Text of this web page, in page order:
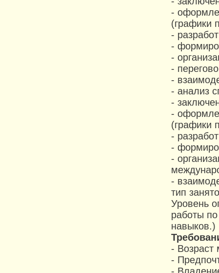
-
(графики
-
-
-
-
-
- анализ
-
-
(графики
-
-
-
-
тип
Уровень
работы
навыков.)
-
-